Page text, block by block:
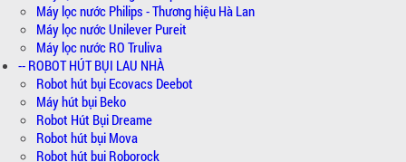
Máy lọc nước Philips - Thương hiệu Hà Lan
Máy lọc nước Unilever Pureit
Máy lọc nước RO Truliva
-- ROBOT HÚT BỤI LAU NHÀ
Robot hút bụi Ecovacs Deebot
Máy hút bụi Beko
Robot Hút Bụi Dreame
Robot hút bụi Mova
Robot hút bụi Roborock